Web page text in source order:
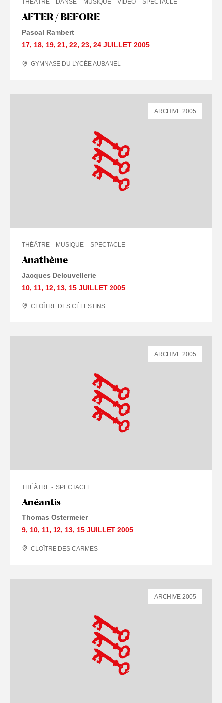
AFTER / BEFORE
THÉÂTRE DANSE MUSIQUE VIDÉO SPECTACLE
Pascal Rambert
17, 18, 19, 21, 22, 23, 24 JUILLET 2005
GYMNASE DU LYCÉE AUBANEL
Anathème
THÉÂTRE MUSIQUE SPECTACLE
Jacques Delcuvellerie
10, 11, 12, 13, 15 JUILLET 2005
CLOÎTRE DES CÉLESTINS
ARCHIVE 2005
Anéantis
THÉÂTRE SPECTACLE
Thomas Ostermeier
9, 10, 11, 12, 13, 15 JUILLET 2005
CLOÎTRE DES CARMES
ARCHIVE 2005
ARCHIVE 2005